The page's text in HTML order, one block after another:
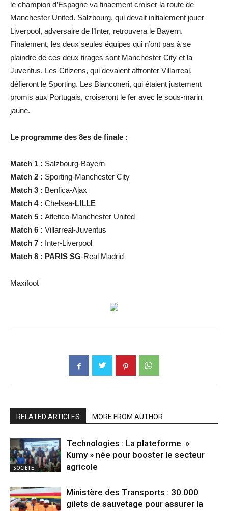
le champion d’Espagne va finaement croiser la route de
Manchester United. Salzbourg, qui devait initialement jouer
Liverpool, adversaire de l’Inter, retrouvera le Bayern.
Finalement, les deux seules équipes qui n’ont pas à se
plaindre de ces deux tirages sont Manchester City et la
Juventus. Les Citizens, qui devaient affronter Villarreal,
défieront le Sporting. Les Bianconeri, qui étaient justement
promis aux Portugais, croiseront le fer avec le sous-marin
jaune.
Le programme des 8es de finale :
Match 1 : Salzbourg-Bayern
Match 2 : Sporting-Manchester City
Match 3 : Benfica-Ajax
Match 4 : Chelsea-LILLE
Match 5 : Atletico-Manchester United
Match 6 : Villarreal-Juventus
Match 7 : Inter-Liverpool
Match 8 : PARIS SG-Real Madrid
Maxifoot
RELATED ARTICLES MORE FROM AUTHOR
SOCIÉTE
Technologies : La plateforme »
Kumy » née pour booster le secteur
agricole
Ministère des Transports : 30.000
gilets de sauvetage pour assurer la